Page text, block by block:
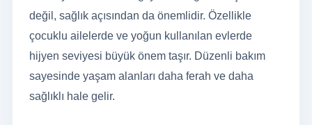
değil, sağlık açısından da önemlidir. Özellikle
çocuklu ailelerde ve yoğun kullanılan evlerde
hijyen seviyesi büyük önem taşır. Düzenli bakım
sayesinde yaşam alanları daha ferah ve daha
sağlıklı hale gelir.